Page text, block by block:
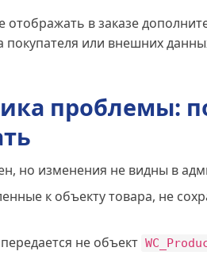
отображать в заказе
покупателя или внешних
проблемы:
но изменения не видны в
к объекту товара, не
не объект